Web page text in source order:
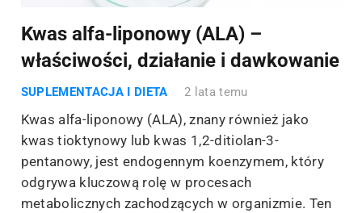
Kwas alfa-liponowy (ALA) –
właściwości, działanie i dawkowanie
SUPLEMENTACJA I DIETA 2 lata temu
Kwas alfa-liponowy (ALA), znany również jako
kwas tioktynowy lub kwas 1,2-ditiolan-3-
pentanowy, jest endogennym koenzymem, który
odgrywa kluczową rolę w procesach
metabolicznych zachodzących w organizmie. Ten